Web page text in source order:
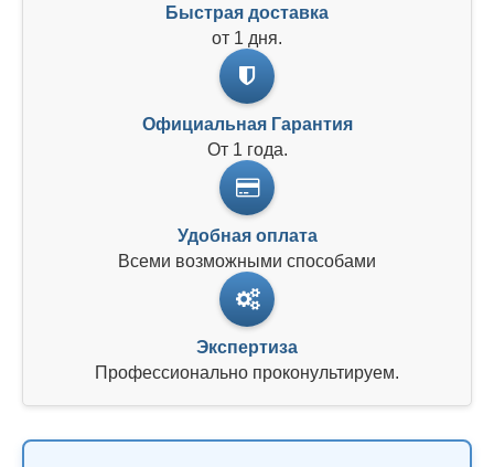
Быстрая доставка
от 1 дня.
Официальная Гарантия
От 1 года.
Удобная оплата
Всеми возможными способами
Экспертиза
Профессионально проконультируем.